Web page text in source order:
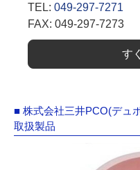
TEL: 049-297-7271
FAX: 049-297-7273
す
■ 株式会社三井PCO(デュ
取扱製品